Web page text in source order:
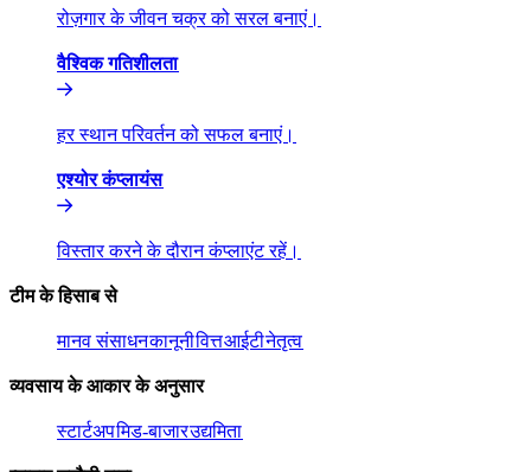
रोज़गार के जीवन चक्र को सरल बनाएं।​​
वैश्विक गतिशीलता​​
हर स्थान परिवर्तन को सफल बनाएं।​​
एश्योर कंप्लायंस​​
विस्तार करने के दौरान कंप्लाएंट रहें।​​
टीम के हिसाब से​​
मानव संसाधन​​कानूनी​​वित्त​​आईटी​​नेतृत्व​​
व्यवसाय के आकार के अनुसार​​
स्टार्टअप​​मिड-बाजार​​उद्यमिता​​